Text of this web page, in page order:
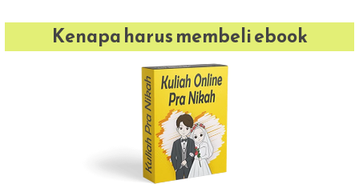
Kenapa harus membeli ebook